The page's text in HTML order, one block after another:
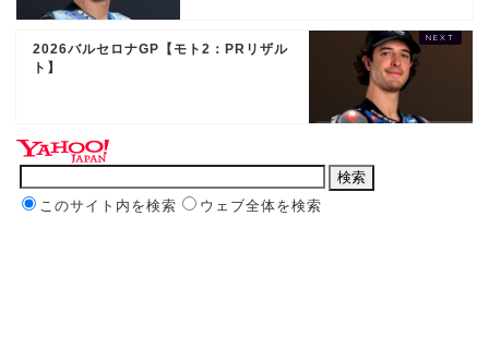
2026バルセロナGP【モト2：PRリザル
ト】
このサイト内を検索 ウェブ全体を検索